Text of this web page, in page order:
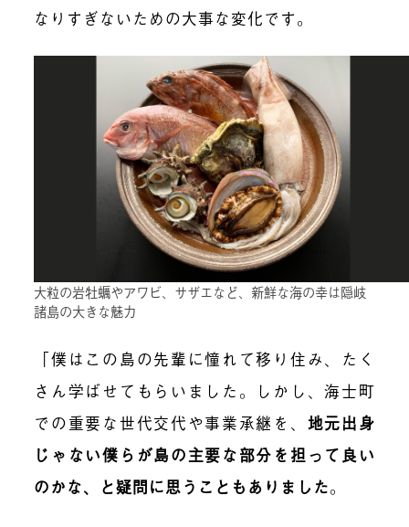
なりすぎないための大事な変化です。
大粒の岩牡蠣やアワビ、サザエなど、新鮮な海の幸は隠岐
諸島の大きな魅力
「僕はこの島の先輩に憧れて移り住み、たく
さん学ばせてもらいました。しかし、海士町
での重要な世代交代や事業承継を、 地元出身
じゃない僕らが島の主要な部分を担って良い
のかな、と疑問に思うこともありました。